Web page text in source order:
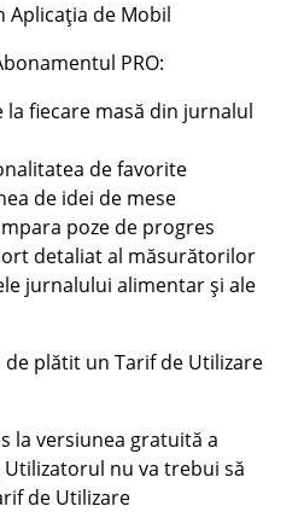
Aplicația de Mobil
PRO:
la fiecare masă din jurnalul
de favorite
de idei de mese
poze de progres
detaliat al măsurătorilor
jurnalului alimentar și ale
plătit un Tarif de Utilizare
la versiunea gratuită a
nu va trebui să
de Utilizare